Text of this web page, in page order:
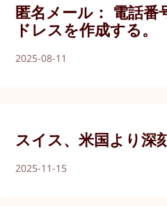
匿名メール： 電話番
ドレスを作成する。
2025-08-11
スイス、米国より深
2025-11-15